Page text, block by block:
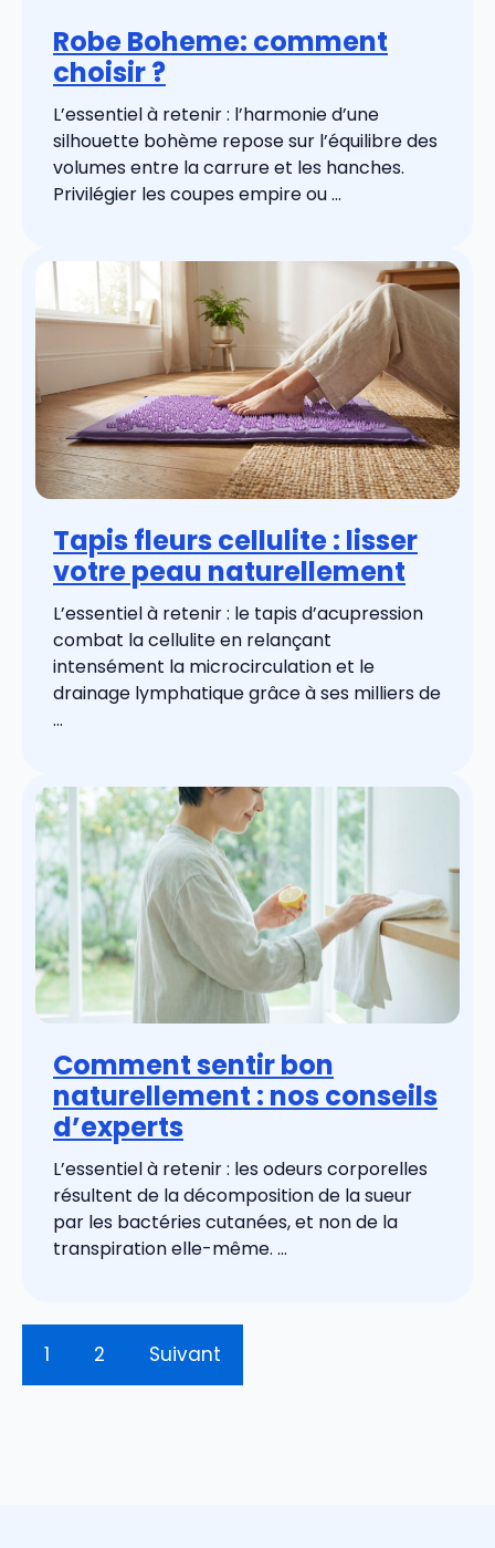
Robe Boheme: comment
choisir ?
L’essentiel à retenir : l’harmonie d’une
silhouette bohème repose sur l’équilibre des
volumes entre la carrure et les hanches.
Privilégier les coupes empire ou ...
Tapis fleurs cellulite : lisser
votre peau naturellement
L’essentiel à retenir : le tapis d’acupression
combat la cellulite en relançant
intensément la microcirculation et le
drainage lymphatique grâce à ses milliers de
...
Comment sentir bon
naturellement : nos conseils
d’experts
L’essentiel à retenir : les odeurs corporelles
résultent de la décomposition de la sueur
par les bactéries cutanées, et non de la
transpiration elle-même. ...
1 2 Suivant